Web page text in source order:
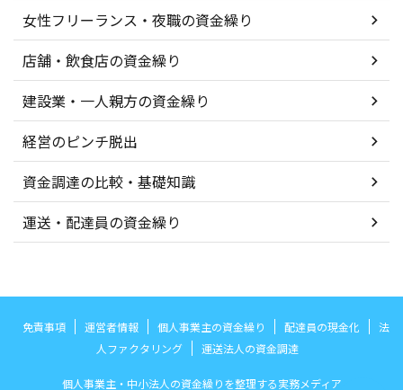
女性フリーランス・夜職の資金繰り
店舗・飲食店の資金繰り
建設業・一人親方の資金繰り
経営のピンチ脱出
資金調達の比較・基礎知識
運送・配達員の資金繰り
免責事項 運営者情報 個人事業主の資金繰り 配達員の現金化
法
人ファクタリング
運送法人の資金調達
個人事業主・中小法人の資金繰りを整理する実務メディア